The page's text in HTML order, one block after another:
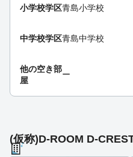
小学校学区青島小学校
中学校学区青島中学校
他の空き部
屋
ー
(仮称)D-ROOM D-